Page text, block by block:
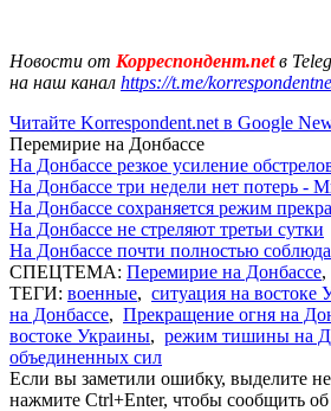
Новости от Корреспондент.netв
на наш канал https://t.me/
Читайте Korrespondent.net в Google
Перемирие на Донбассе
На Донбассе резкое усиление
На Донбассе три недели нет потерь -
На Донбассе сохраняется режим
На Донбассе не стреляют третьи сутки
На Донбассе почти полностью
СПЕЦТЕМА: Перемирие на Донбассе,
ТЕГИ: военные, ситуация на востоке
на Донбассе, Прекращение огня на
востоке Украины, режим тишины на
объединенных сил
Если вы заметили ошибку, выделите
нажмите Ctrl+Enter, чтобы сообщить